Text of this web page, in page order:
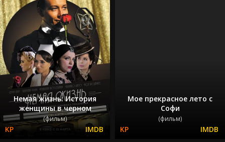
Немая жизнь: История
женщины в черном
(фильм)
Мое прекрасное лето с
Софи
(фильм)